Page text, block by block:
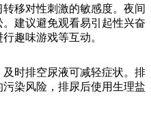
移对性刺激的敏感度。夜间
建议避免观看易引起性兴奋
趣味游戏等互动。
时排空尿液可减轻症状。排
染风险，排尿后使用生理盐